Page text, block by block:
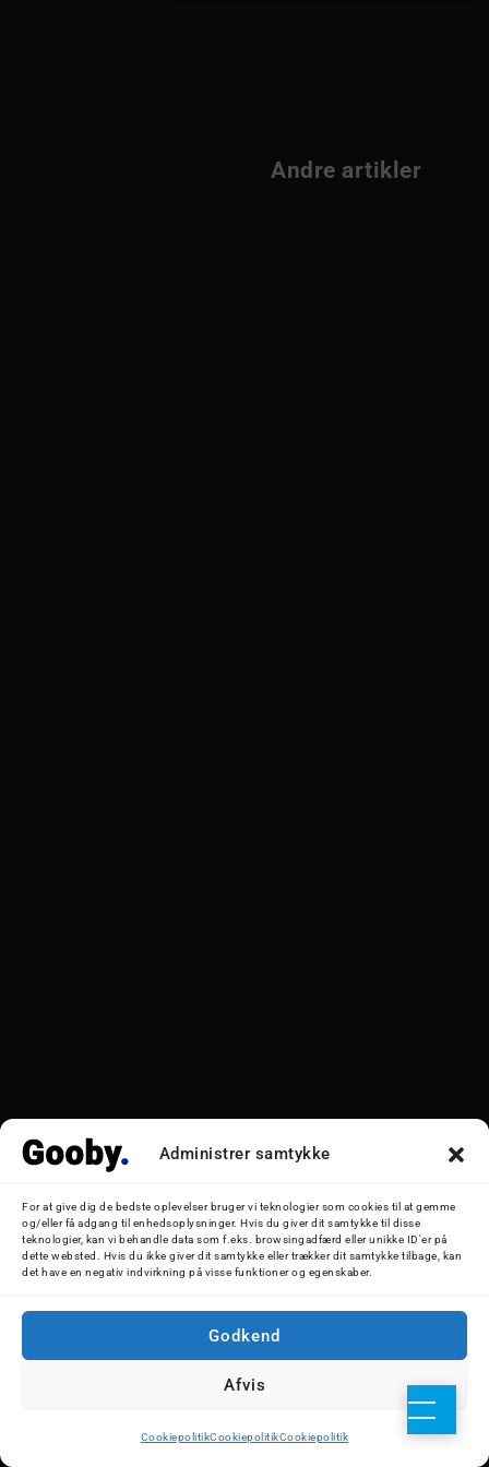
Administrer samtykke
For at give dig de bedste oplevelser bruger vi teknologier som cookies til at gemme
og/eller få adgang til enhedsoplysninger. Hvis du giver dit samtykke til disse
teknologier, kan vi behandle data som f.eks. browsingadfærd eller unikke ID'er på
dette websted. Hvis du ikke giver dit samtykke eller trækker dit samtykke tilbage, kan
det have en negativ indvirkning på visse funktioner og egenskaber.
Godkend
Afvis
CookiepolitikCookiepolitikCookiepolitik